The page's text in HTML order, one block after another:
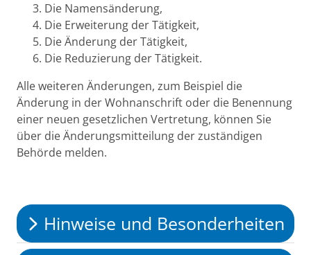
Die Namensänderung,
Die Erweiterung der Tätigkeit,
Die Änderung der Tätigkeit,
Die Reduzierung der Tätigkeit.
Alle weiteren Änderungen, zum Beispiel die
Änderung in der Wohnanschrift oder die Benennung
einer neuen gesetzlichen Vertretung, können Sie
über die Änderungsmitteilung der zuständigen
Behörde melden.
Hinweise und Besonderheiten